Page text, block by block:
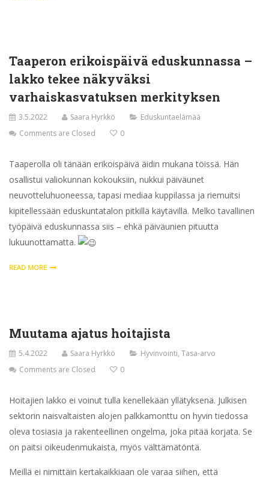
Taaperon erikoispäivä eduskunnassa –
lakko tekee näkyväksi
varhaiskasvatuksen merkityksen
3.5.2022 Saara Hyrkkö
Eduskuntaelämää
Comments are Closed
0
Taaperolla oli tänään erikoispäivä äidin mukana töissä. Hän
osallistui valiokunnan kokouksiin, nukkui päiväunet
neuvotteluhuoneessa, tapasi mediaa kuppilassa ja riemuitsi
kipitellessään eduskuntatalon pitkillä käytävillä. Melko tavallinen
työpäivä eduskunnassa siis – ehkä päiväunien pituutta
lukuunottamatta.
READ MORE
Muutama ajatus hoitajista
5.4.2022 Saara Hyrkkö Hyvinvointi, Tasa-arvo
Comments are Closed
0
Hoitajien lakko ei voinut tulla kenellekään yllätyksenä. Julkisen
sektorin naisvaltaisten alojen palkkamonttu on hyvin tiedossa
oleva tosiasia ja rakenteellinen ongelma, joka pitää korjata. Se
on paitsi oikeudenmukaista, myös välttämätöntä.
Meillä ei nimittäin kertakaikkiaan ole varaa siihen, että